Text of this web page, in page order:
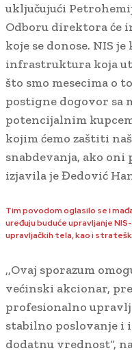
uključujući
Odboru direktora će
koje se donose. NIS
infrastruktura koja
što smo mesecima o
postigne dogovor sa
potencijalnim
kojim ćemo zaštiti
snabdevanja, ako oni
izjavila je Đedović
Tim povodom oglasilo se i
uređuju buduće upravljanje
upravljačkih tela, kao i
,,Ovaj sporazum
većinski akcionar,
profesionalno
stabilno poslovanje i
dodatnu vrednost“,